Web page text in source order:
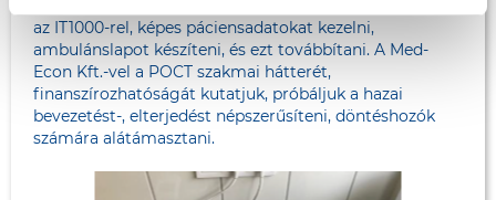
az EMP Technologies Kft-vel, ami képes kommunikálni
az IT1000-rel, képes páciensadatokat kezelni,
ambulánslapot készíteni, és ezt továbbítani. A Med-
Econ Kft.-vel a POCT szakmai hátterét,
finanszírozhatóságát kutatjuk, próbáljuk a hazai
bevezetést-, elterjedést népszerűsíteni, döntéshozók
számára alátámasztani.